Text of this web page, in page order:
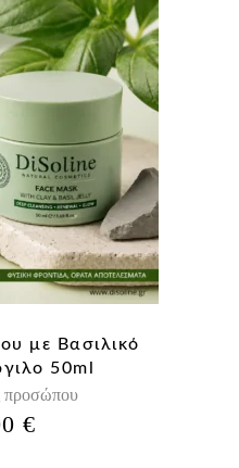
με Βασιλικό
50ml
προσώπου
€